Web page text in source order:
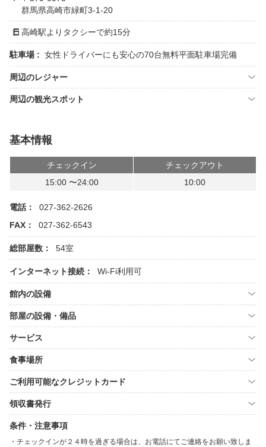
群馬県高崎市緑町3-1-20
高崎駅よりタクシーで約15分
駐車場 : 女性ドライバーにも安心の70台無料平面駐車場完備
周辺のレジャー
周辺の観光スポット
基本情報
チェックイン
チェックアウト
15:00 〜24:00
10:00
電話：
027-362-2626
FAX：
027-362-6543
総部屋数： 54室
インターネット接続： Wi-Fi利用可
館内の設備
部屋の設備・備品
サービス
食事場所
ご利用可能なクレジットカード
領収書発行
条件・注意事項
チェックインが２４時を過ぎる場合は、お電話にてご連絡をお願い致しま